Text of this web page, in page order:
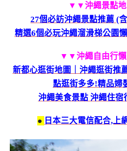
▼▼沖繩景點地
27個必訪沖繩景點推薦 (
精選6個必玩沖繩溜滑梯公園
▼▼沖繩自由行
新都心逛街地圖｜沖繩逛街推
點逛街多多!精品婦
沖繩美食景點 沖繩住宿
● 日本三大電信配合,上